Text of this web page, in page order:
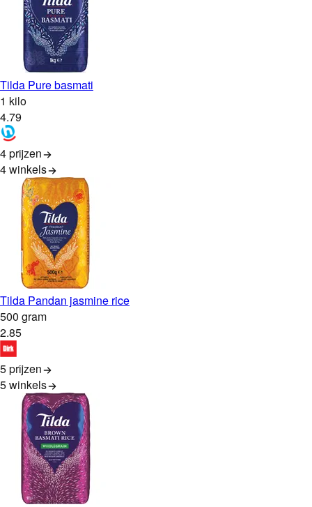
Tilda Pure basmati
1 kilo
4.79
4 prijzen
4winkels
Tilda Pandan jasmine rice
500 gram
2.85
5 prijzen
5winkels